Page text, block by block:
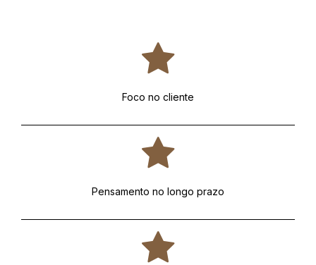
Foco no cliente
Pensamento no longo prazo